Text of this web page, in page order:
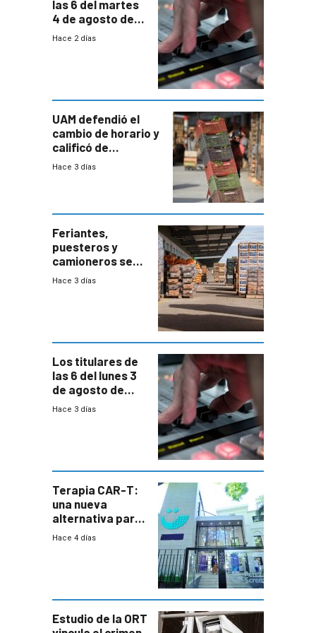
las 6 del martes
4 de agosto de
2026
Hace 2 días
UAM defendió el
cambio de horario y
calificó de
“desproporcionado”
Hace 3 días
Feriantes,
puesteros y
camioneros se
movilizaron en
Hace 3 días
Los titulares de
las 6 del lunes 3
de agosto de
2026
Hace 3 días
Terapia CAR-T:
una nueva
alternativa para
niños y
Hace 4 días
Estudio de la ORT